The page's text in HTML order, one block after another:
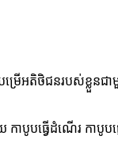
ើអតិថិជនរបស់ខ្លួនជ
បូបធ្វើដំណើរ កាបូប